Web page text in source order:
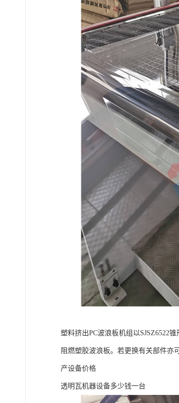
塑料挤出PC波浪板机组以SJSZ6522
阻燃塑胶波浪板。若更换有关部件亦
产设备价格
透明瓦机器设备多少钱一台